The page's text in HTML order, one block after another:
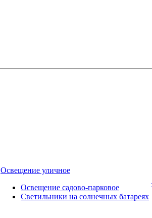
Освещение уличное
Освещение садово-парковое
Светильники на солнечных батареях